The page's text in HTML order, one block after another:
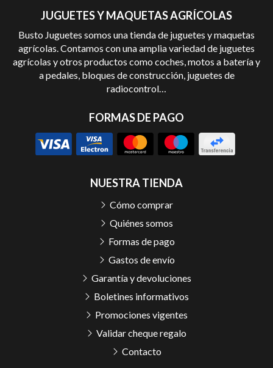
JUGUETES Y MAQUETAS AGRÍCOLAS
Busto Juguetes somos una tienda de juguetes y maquetas
agrícolas. Contamos con una amplia variedad de juguetes
agrícolas y otros productos como coches, motos a batería y
a pedales, bloques de construcción, juguetes de
radiocontrol…
FORMAS DE PAGO
NUESTRA TIENDA
Cómo comprar
Quiénes somos
Formas de pago
Gastos de envío
Garantía y devoluciones
Boletines informativos
Promociones vigentes
Validar cheque regalo
Contacto